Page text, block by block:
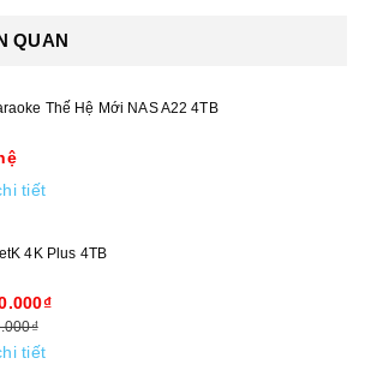
QUAN
Thế Hệ Mới NAS A22 4TB
tiết
4K Plus 4TB
tiết